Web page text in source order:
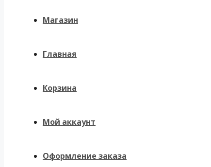
Магазин
Главная
Корзина
Мой аккаунт
Оформление заказа